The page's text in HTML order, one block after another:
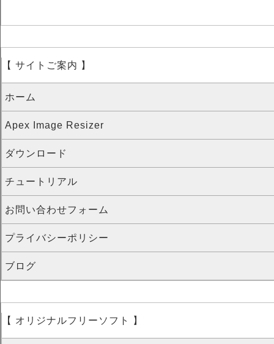
【 サイトご案内 】
ホーム
Apex Image Resizer
ダウンロード
チュートリアル
お問い合わせフォーム
プライバシーポリシー
ブログ
【 オリジナルフリーソフト 】